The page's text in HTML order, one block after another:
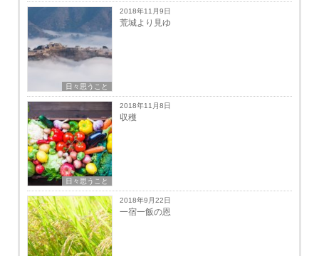
日々思うこと
2018年11月9日
荒城より見ゆ
日々思うこと
2018年11月8日
収穫
2018年9月22日
一宿一飯の恩